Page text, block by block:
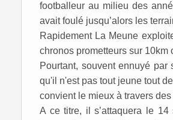
footballeur au milieu des
avait foulé jusqu’alors les
Rapidement La Meune
chronos prometteurs sur 10km
Pourtant, souvent ennuyé
qu'il n'est pas tout jeune tout
convient le mieux à travers
A ce titre, il s’attaquera le